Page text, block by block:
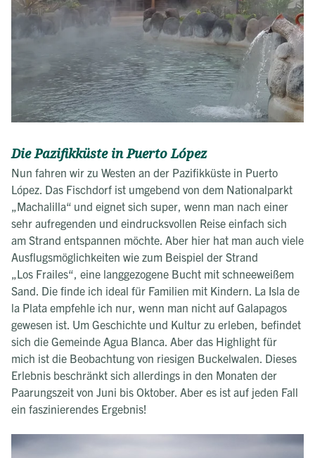
Die Pazifikküste in Puerto López
Nun fahren wir zu Westen an der Pazifikküste in Puerto
López. Das Fischdorf ist umgebend von dem Nationalparkt
„Machalilla“ und eignet sich super, wenn man nach einer
sehr aufregenden und eindrucksvollen Reise einfach sich
am Strand entspannen möchte. Aber hier hat man auch viele
Ausflugsmöglichkeiten wie zum Beispiel der Strand
„Los Frailes“, eine langgezogene Bucht mit schneeweißem
Sand. Die finde ich ideal für Familien mit Kindern. La Isla de
la Plata empfehle ich nur, wenn man nicht auf Galapagos
gewesen ist. Um Geschichte und Kultur zu erleben, befindet
sich die Gemeinde Agua Blanca. Aber das Highlight für
mich ist die Beobachtung von riesigen Buckelwalen. Dieses
Erlebnis beschränkt sich allerdings in den Monaten der
Paarungszeit von Juni bis Oktober. Aber es ist auf jeden Fall
ein faszinierendes Ergebnis!